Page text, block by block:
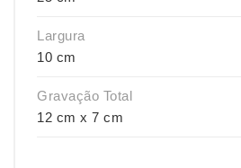
Largura
10 cm
Gravação Total
12 cm x 7 cm